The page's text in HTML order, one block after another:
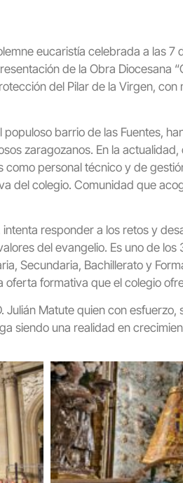
eucaristía celebrada a las 7
de la Obra Diocesana
del Pilar de la Virgen,
barrio de las Fuentes,
zaragozanos. En la
personal técnico y de
del colegio. Comunidad que
intenta responder a los retos y
del evangelio. Es uno de
Secundaria, Bachillerato y
oferta formativa que el colegio
Matute quien con esfuerzo,
siendo una realidad en